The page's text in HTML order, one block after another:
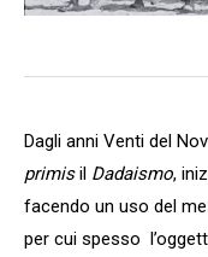
Dagli anni Venti del
primisil Dadaismo,
facendo un uso del
per cui spesso